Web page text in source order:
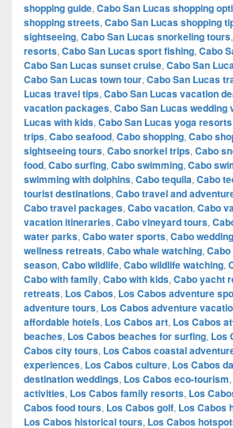
shopping guide, Cabo San Lucas shopping
shopping streets, Cabo San Lucas shopping
sightseeing, Cabo San Lucas snorkeling tours,
resorts, Cabo San Lucas sport fishing, Cabo
Cabo San Lucas sunset cruise, Cabo San
Cabo San Lucas town tour, Cabo San Lucas
Lucas travel tips, Cabo San Lucas vacation
vacation packages, Cabo San Lucas wedding
Lucas with kids, Cabo San Lucas yoga resorts
trips, Cabo seafood, Cabo shopping, Cabo
sightseeing tours, Cabo snorkel trips, Cabo
food, Cabo surfing, Cabo swimming, Cabo
swimming with dolphins, Cabo tequila, Cabo
tourist destinations, Cabo travel and
Cabo travel packages, Cabo vacation, Cabo
vacation itineraries, Cabo vineyard tours,
water parks, Cabo water sports, Cabo
wellness retreats, Cabo whale watching,
season, Cabo wildlife, Cabo wildlife watching,
Cabo with family, Cabo with kids, Cabo yacht
retreats, Los Cabos, Los Cabos adventure
adventure tours, Los Cabos adventure
affordable hotels, Los Cabos art, Los Cabos
beaches, Los Cabos beaches for surfing, Los
Cabos city tours, Los Cabos coastal
experiences, Los Cabos culture, Los Cabos
destination weddings, Los Cabos eco-tourism,
activities, Los Cabos family resorts, Los
Cabos food tours, Los Cabos golf, Los Cabos
Los Cabos historical tours, Los Cabos